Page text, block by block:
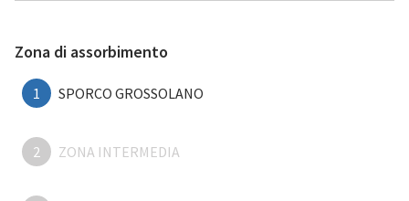
Zona di assorbimento
1 SPORCO GROSSOLANO
2 ZONA INTERMEDIA